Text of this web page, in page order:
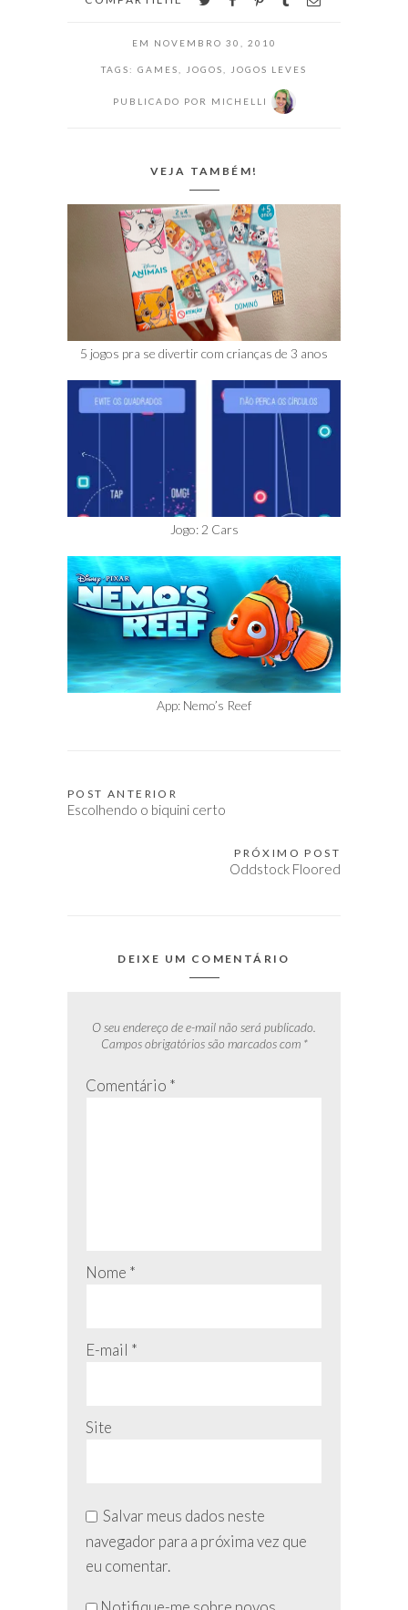
EM NOVEMBRO 30, 2010
TAGS: GAMES JOGOS JOGOS LEVES
PUBLICADO POR MICHELLI
VEJA TAMBÉM!
5 jogos pra se divertir com crianças de 3 anos
Jogo: 2 Cars
App: Nemo’s Reef
Navegação
POST ANTERIOR
Escolhendo o biquini certo
PRÓXIMO POST
Oddstock Floored
DEIXE UM COMENTÁRIO
O seu endereço de e-mail não será publicado.
Campos obrigatórios são marcados com *
Comentário *
Nome *
E-mail *
Site
Salvar meus dados neste
navegador para a próxima vez que
eu comentar.
Não